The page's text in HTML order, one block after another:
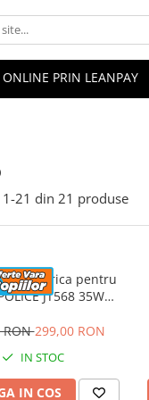
ONLINE PRIN LEANPAY
1-21 din 21 produse
electrica pentru
JT568 35W
RON299,00 RON
IN STOC
IN COS